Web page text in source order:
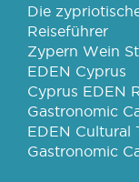
Die
Reiseführer
Zypern Wein
EDEN Cyprus
Cyprus EDEN
Gastronomic
EDEN Cultural
Gastronomic